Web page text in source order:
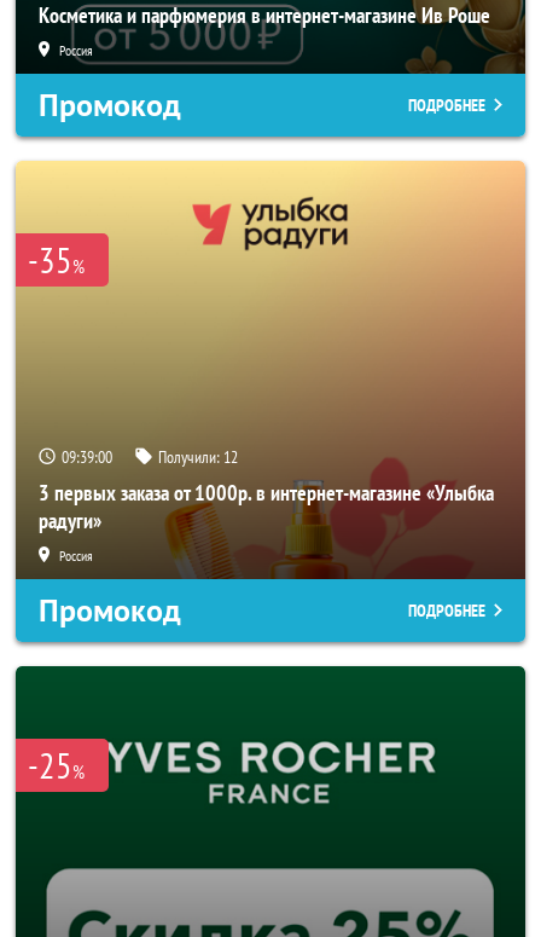
Косметика и парфюмерия в интернет-магазине Ив Роше
Россия
Промокод ПОДРОБНЕЕ
-35%
09:38:58 Получили: 12
3 первых заказа от 1000р. в интернет-магазине «Улыбка
радуги»
Россия
Промокод ПОДРОБНЕЕ
-25%